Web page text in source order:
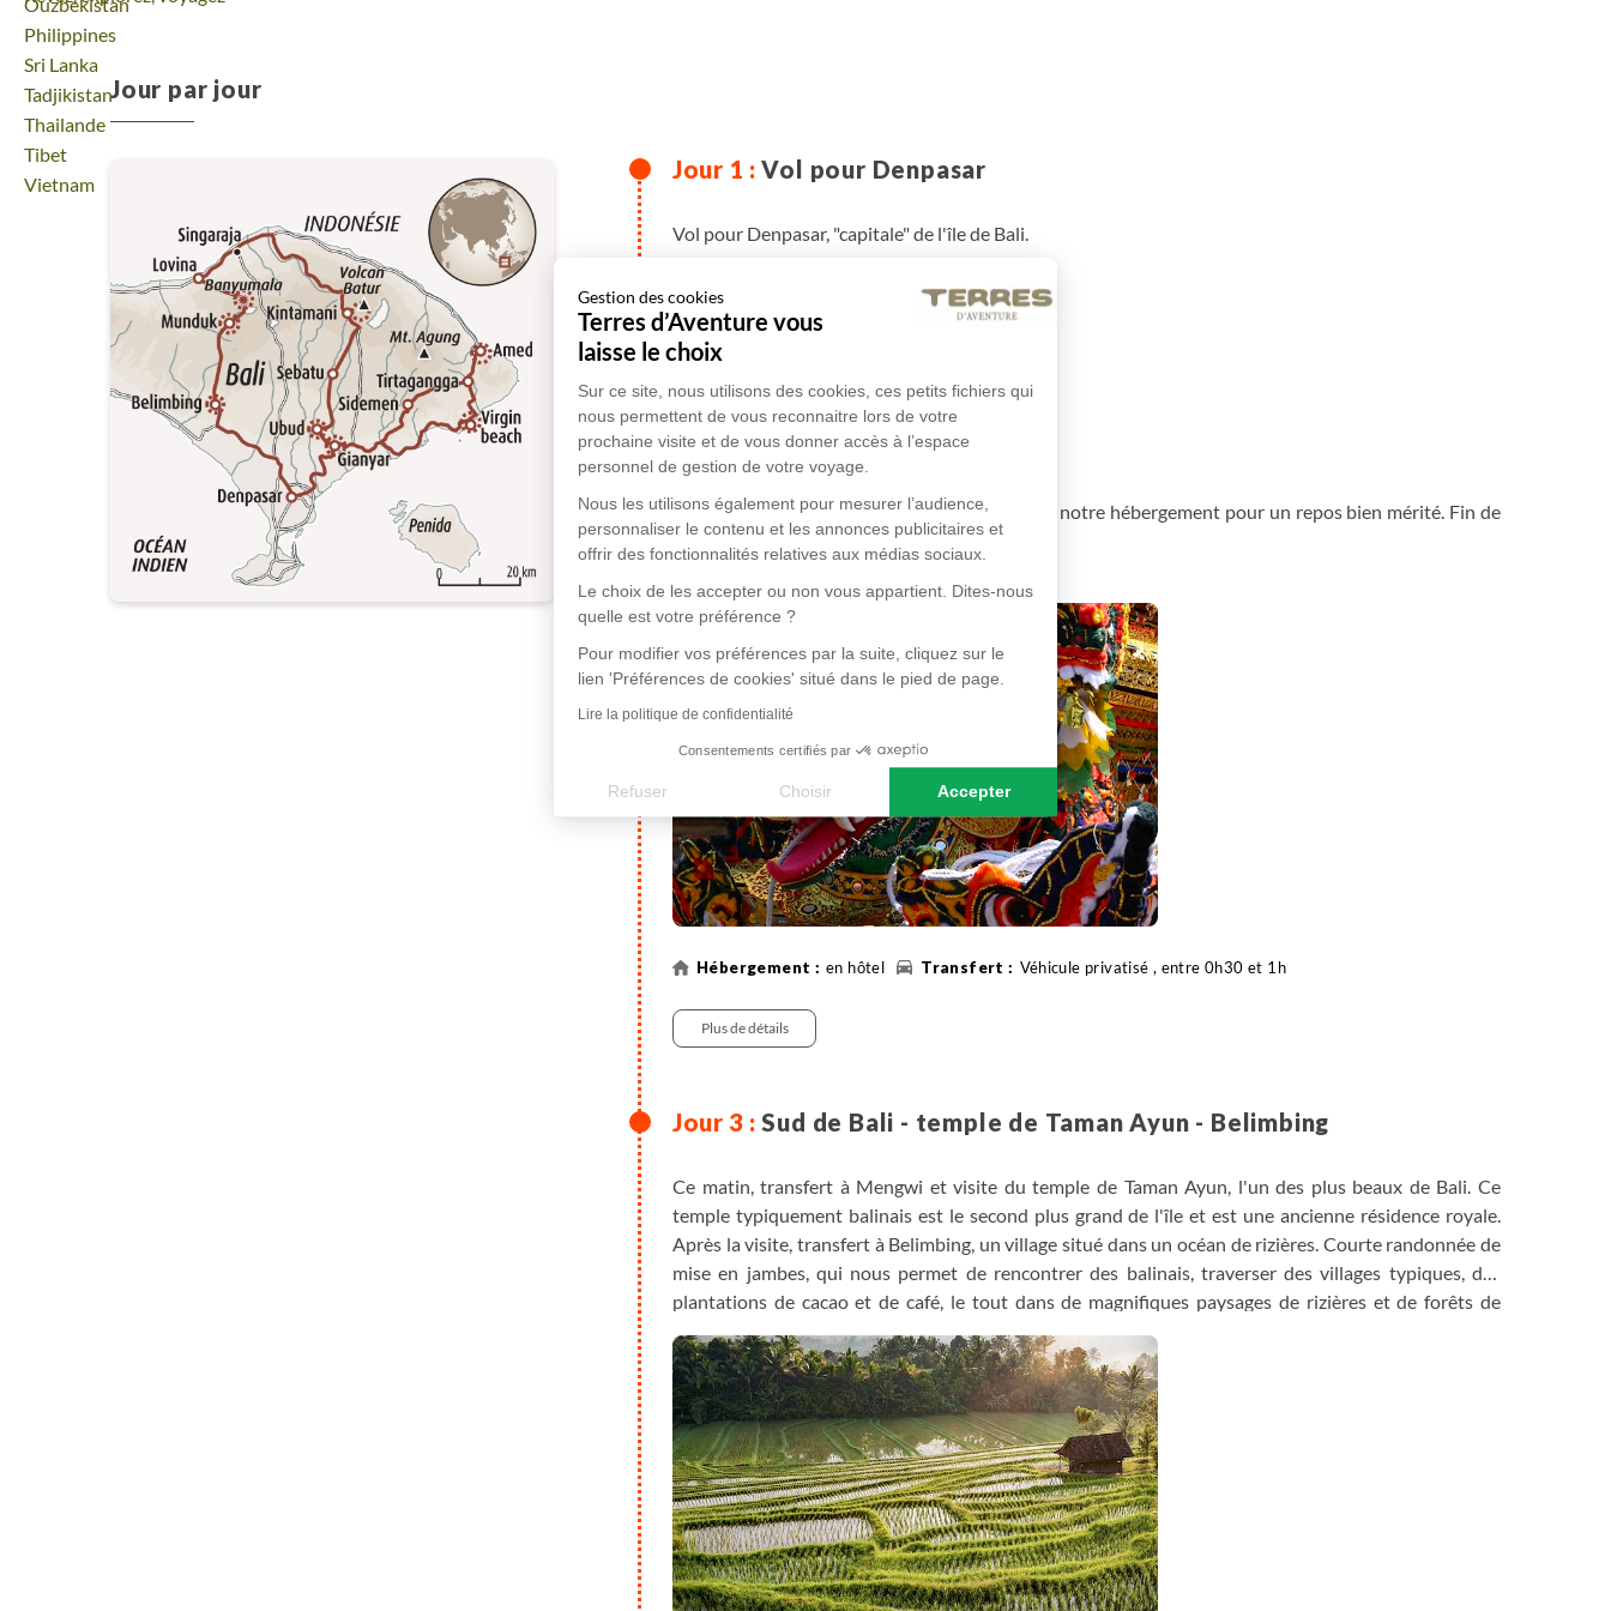
Gestion des cookies
Terres d’Aventure vous
laisse le choix
Sur ce site, nous utilisons des cookies, ces petits fichiers qui
nous permettent de vous reconnaitre lors de votre
prochaine visite et de vous donner accès à l’espace
personnel de gestion de votre voyage.
Nous les utilisons également pour mesurer l’audience,
personnaliser le contenu et les annonces publicitaires et
offrir des fonctionnalités relatives aux médias sociaux.
Le choix de les accepter ou non vous appartient. Dites-nous
quelle est votre préférence ?
Pour modifier vos préférences par la suite, cliquez sur le
lien 'Préférences de cookies' situé dans le pied de page.
Lire la politique de confidentialité
Consentements certifiés par
Refuser Choisir Accepter
Axeptio consent
Plateforme de Gestion du Consentement : Personnalisez vos Options
Notre plateforme vous permet d'adapter et de gérer vos paramètres de confidentialité, en garantissant la conformité avec
Voyage
Ouzbekistan
Voyage
Philippines
Voyage
Sri Lanka
Voyage
Tadjikistan
Voyage
Thailande
Voyage
Tibet
Voyage
Vietnam
Jour par jour
Vol pour Denpasar
Vol pour Denpasar, "capitale" de l'île de Bali.
Plus de détails
Denpasar - Sud de Bali
Accueil à l’aéroport de Denpasar et transfert à notre hébergement pour un repos bien mérité. Fin de
journée libre.
en hôtel Véhicule privatisé , entre 0h30 et 1h
Plus de détails
Sud de Bali - temple de Taman Ayun - Belimbing
Ce matin, transfert à Mengwi et visite du temple de Taman Ayun, l'un des plus beaux de Bali. Ce
temple typiquement balinais est le second plus grand de l'île et est une ancienne résidence royale.
Après la visite, transfert à Belimbing, un village situé dans un océan de rizières. Courte randonnée de
mise en jambes, qui nous permet de rencontrer des balinais, traverser des villages typiques, des
plantations de cacao et de café, le tout dans de magnifiques paysages de rizières et de forêts de
bambous. Attention, les sentiers sont parfois très glissants et un peu accidentés (possibilité de
passage d'un petit gué en enlevant nos chaussures).